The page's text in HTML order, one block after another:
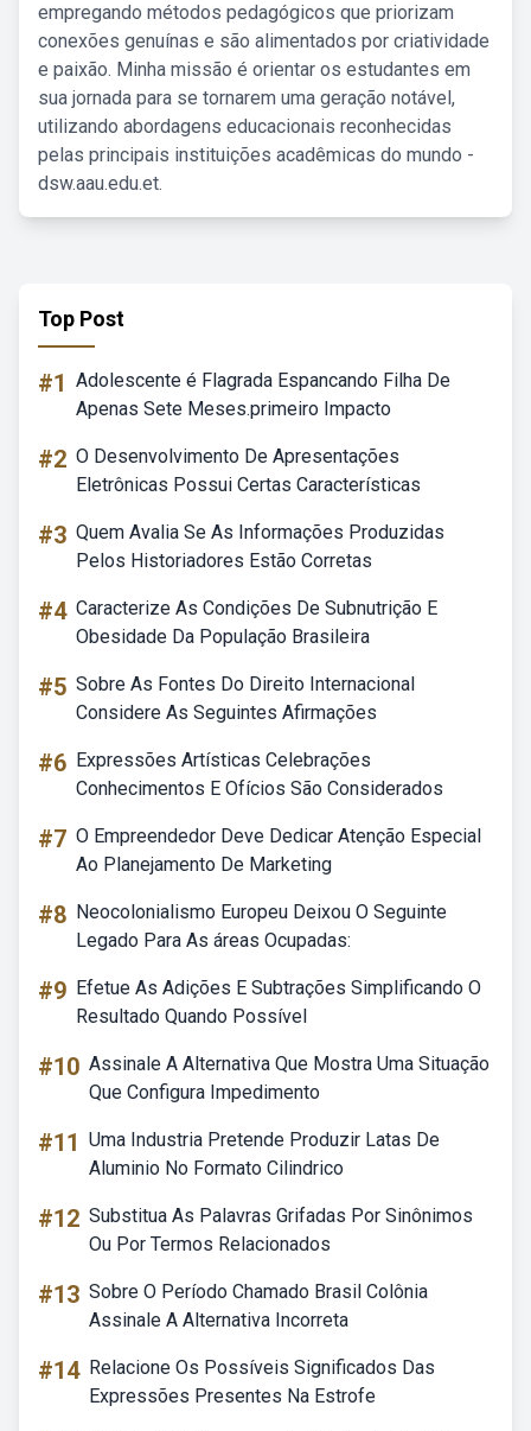
empregando métodos pedagógicos que priorizam
conexões genuínas e são alimentados por criatividade
e paixão. Minha missão é orientar os estudantes em
sua jornada para se tornarem uma geração notável,
utilizando abordagens educacionais reconhecidas
pelas principais instituições acadêmicas do mundo -
dsw.aau.edu.et.
Top Post
#1 Adolescente é Flagrada Espancando Filha De
Apenas Sete Meses.primeiro Impacto
#2 O Desenvolvimento De Apresentações
Eletrônicas Possui Certas Características
#3 Quem Avalia Se As Informações Produzidas
Pelos Historiadores Estão Corretas
#4 Caracterize As Condições De Subnutrição E
Obesidade Da População Brasileira
#5 Sobre As Fontes Do Direito Internacional
Considere As Seguintes Afirmações
#6 Expressões Artísticas Celebrações
Conhecimentos E Ofícios São Considerados
#7 O Empreendedor Deve Dedicar Atenção Especial
Ao Planejamento De Marketing
#8 Neocolonialismo Europeu Deixou O Seguinte
Legado Para As áreas Ocupadas:
#9 Efetue As Adições E Subtrações Simplificando O
Resultado Quando Possível
#10 Assinale A Alternativa Que Mostra Uma Situação
Que Configura Impedimento
#11 Uma Industria Pretende Produzir Latas De
Aluminio No Formato Cilindrico
#12 Substitua As Palavras Grifadas Por Sinônimos
Ou Por Termos Relacionados
#13 Sobre O Período Chamado Brasil Colônia
Assinale A Alternativa Incorreta
#14 Relacione Os Possíveis Significados Das
Expressões Presentes Na Estrofe